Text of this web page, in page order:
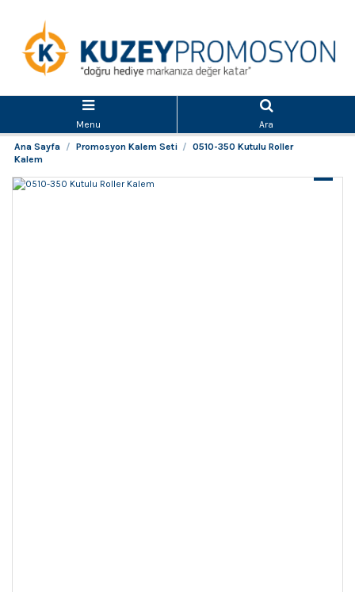
Menu
Ara
Ana Sayfa
Promosyon Kalem Seti
0510-350 Kutulu Roller
Kalem